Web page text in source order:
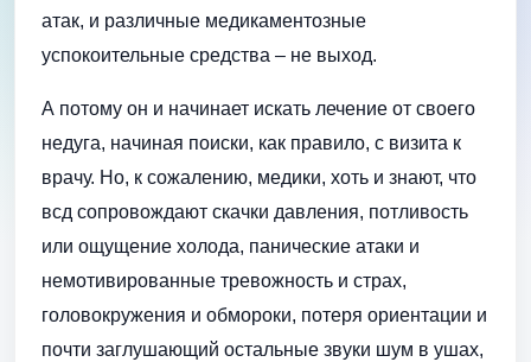
атак, и различные медикаментозные
успокоительные средства – не выход.
А потому он и начинает искать лечение от своего
недуга, начиная поиски, как правило, с визита к
врачу. Но, к сожалению, медики, хоть и знают, что
всд сопровождают скачки давления, потливость
или ощущение холода, панические атаки и
немотивированные тревожность и страх,
головокружения и обмороки, потеря ориентации и
почти заглушающий остальные звуки шум в ушах,